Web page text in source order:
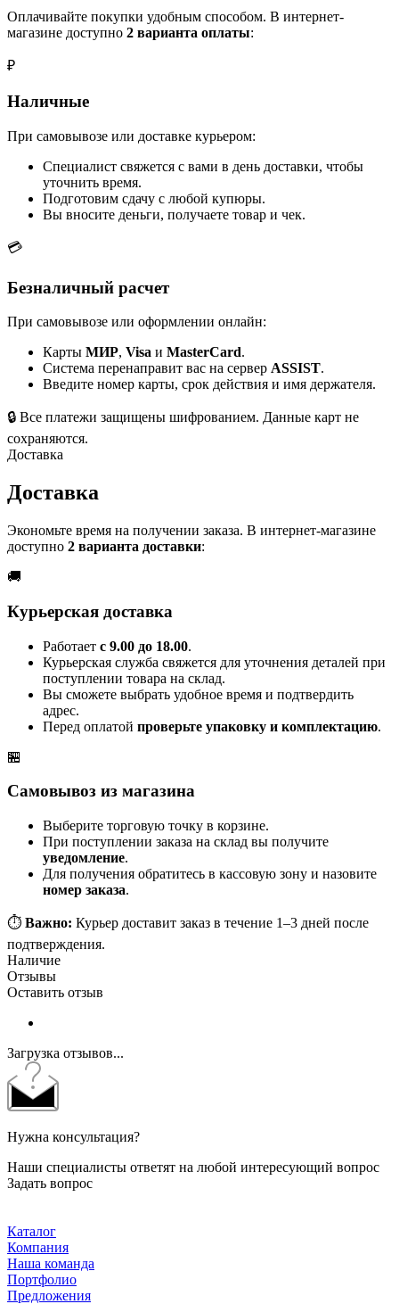
Оплачивайте покупки удобным способом. В интернет-
магазине доступно 2 варианта оплаты:
₽
Наличные
При самовывозе или доставке курьером:
Специалист свяжется с вами в день доставки, чтобы
уточнить время.
Подготовим сдачу с любой купюры.
Вы вносите деньги, получаете товар и чек.
💳
Безналичный расчет
При самовывозе или оформлении онлайн:
Карты МИР, Visa и MasterCard.
Система перенаправит вас на сервер ASSIST.
Введите номер карты, срок действия и имя держателя.
🔒 Все платежи защищены шифрованием. Данные карт не
сохраняются.
Доставка
Доставка
Экономьте время на получении заказа. В интернет-магазине
доступно 2 варианта доставки:
🚚
Курьерская доставка
Работает с 9.00 до 18.00.
Курьерская служба свяжется для уточнения деталей при
поступлении товара на склад.
Вы сможете выбрать удобное время и подтвердить
адрес.
Перед оплатой проверьте упаковку и комплектацию.
🏪
Самовывоз из магазина
Выберите торговую точку в корзине.
При поступлении заказа на склад вы получите
уведомление.
Для получения обратитесь в кассовую зону и назовите
номер заказа.
⏱️ Важно: Курьер доставит заказ в течение 1–3 дней после
подтверждения.
Наличие
Отзывы
Оставить отзыв
Загрузка отзывов...
Нужна консультация?
Наши специалисты ответят на любой интересующий вопрос
Задать вопрос
Каталог
Компания
Наша команда
Портфолио
Предложения